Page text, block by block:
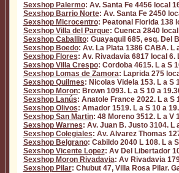
Sexshop Palermo: Av. Santa Fe 4456 local
Sexshop Barrio Norte: Av. Santa Fe 2450
Sexshop Microcentro: Peatonal Florida 138
Sexshop Villa del Parque: Cuenca 2840
Sexshop Caballito: Guayaquil 685, esq. Del
Sexshop Boedo: Av. La Plata 1386 CABA. L
Sexshop Flores: Av. Rivadavia 6817 local 6.
Sexshop Villa Crespo: Cordoba 4615. L a S
Sexshop Lomas de Zamora: Laprida 275
Sexshop Quilmes: Nicolas Videla 153. L a S
Sexshop Moron: Brown 1093. L a S 10 a
Sexshop Lanús: Anatole France 2022. L a S
Sexshop Olivos: Amador 1519. L a S 10 a
Sexshop San Martin: 48 Moreno 3512. L a V
Sexshop Warnes: Av. Juan B. Justo 3104. L
Sexshop Colegiales: Av. Alvarez Thomas
Sexshop Belgrano: Cabildo 2040 L 108. L a
Sexshop Vicente Lopez: Av Del Libertador
Sexshop Moron Rivadavia: Av Rivadavia
Sexshop Pilar: Chubut 47, Villa Rosa Pilar.